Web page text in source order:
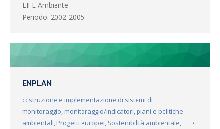
LIFE Ambiente
Periodo: 2002-2005
ENPLAN
costruzione e implementazione di sistemi di
monitoraggio, monitoraggio/indicatori, piani e politiche
ambientali, Progetti europei, Sostenibilità ambientale,